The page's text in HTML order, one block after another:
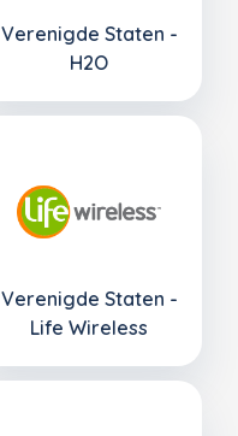
Verenigde Staten -
H2O
Verenigde Staten -
Life Wireless